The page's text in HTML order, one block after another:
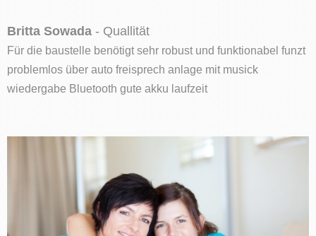
Britta Sowada - Quallität
Für die baustelle benötigt sehr robust und funktionabel funzt
problemlos über auto freisprech anlage mit musick
wiedergabe Bluetooth gute akku laufzeit